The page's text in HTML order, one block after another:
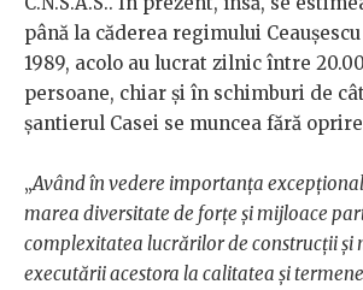
până la căderea regimului
1989, acolo au lucrat zilnic între
persoane, chiar și în schimburi de
șantierul Casei se muncea fără
„Având în vedere importanța
marea diversitate de forțe și mijloace
complexitatea lucrărilor de construcții și
executării acestora la calitatea și